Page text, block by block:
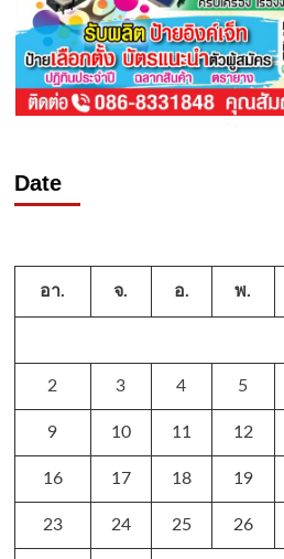
Date
อา. จ. อ. พ.
2 3 4 5
9 10 11 12
16 17 18 19
23 24 25 26